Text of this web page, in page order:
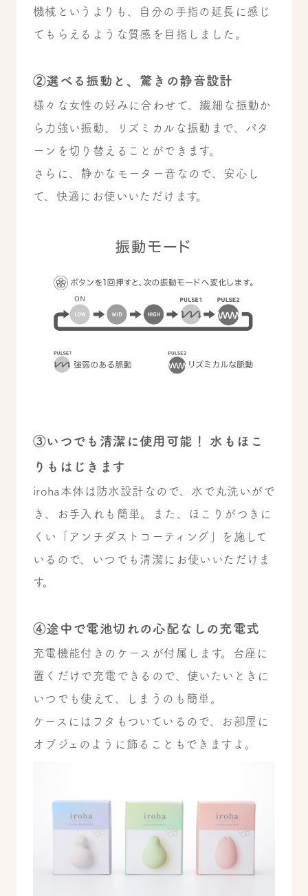
機械というよりも、自分の手指の延長に感じ
てもらえるような質感を目指しました。
②選べる振動と、驚きの静音設計
様々な女性の好みに合わせて、繊細な振動か
ら力強い振動、リズミカルな振動まで、パタ
ーンを切り替えることができます。
さらに、静かなモーター音なので、安心し
て、快適にお使いいただけます。
③いつでも清潔に使用可能！ 水もほこ
りもはじきます
iroha本体は防水設計なので、水で丸洗いがで
き、お手入れも簡単。また、ほこりがつきに
くい「アンチダストコーティング」を施して
いるので、いつでも清潔にお使いいただけま
す。
④途中で電池切れの心配なしの充電式
充電機能付きのケースが付属します。台座に
置くだけで充電できるので、使いたいときに
いつでも使えて、しまうのも簡単。
ケースにはフタもついているので、お部屋に
オブジェのように飾ることもできますよ。